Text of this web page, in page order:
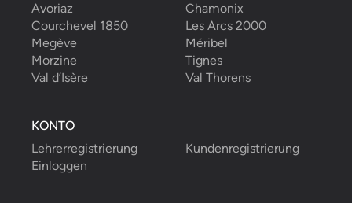
Avoriaz
Chamonix
Courchevel 1850
Les Arcs 2000
Megève
Méribel
Morzine
Tignes
Val d’Isère
Val Thorens
KONTO
Lehrerregistrierung
Kundenregistrierung
Einloggen